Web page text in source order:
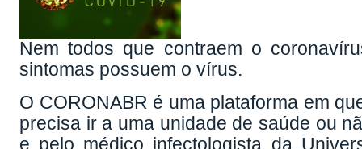
Nem todos que contraem o
sintomas possuem o vírus.
O CORONABR é uma plataforma em
precisa ir a uma unidade de saúde ou
e pelo médico infectologista da